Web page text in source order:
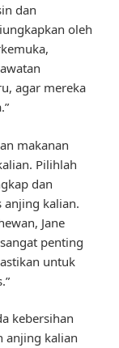
dan
oleh
agar mereka
makanan
Pilihlah
dan
anjing kalian.
Jane
penting
untuk
kebersihan
anjing kalian